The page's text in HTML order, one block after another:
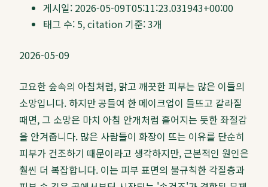
게시일: 2026-05-09T05:11:23.031943+00:00
태그 수: 5, citation 기준:3개
2026-05-09
고요한 숲속의 아침처럼, 맑고 깨끗한 피부는 많은 이들의
소망입니다. 하지만 공들여 한 메이크업이 들뜨고 갈라질
때면, 그 소망은 마치 아침 안개처럼 흩어지는 듯한 좌절감
을 안겨줍니다. 많은 사람들이 화장이 뜨는 이유를 단순히
피부가 건조하기 때문이라고 생각하지만, 근본적인 원인은
훨씬 더 복잡합니다. 이는 피부 표면의 불규칙한 각질층과